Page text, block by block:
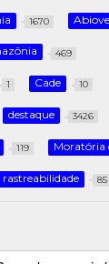
1670 Abiove
469
1 Cade 10
destaque 3426
119 Moratória
rastreabilidade 85